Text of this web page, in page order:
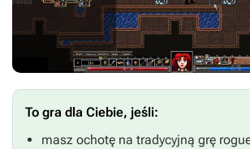
To gra dla Ciebie, jeśli:
masz ochotę na tradycyjną grę